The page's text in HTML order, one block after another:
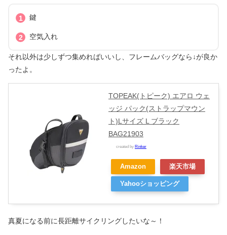
鍵
空気入れ
それ以外は少しずつ集めればいいし、フレームバッグなら↓が良か
ったよ。
TOPEAK(トピーク) エアロ ウェ
ッジ パック(ストラップマウン
ト)Lサイズ L ブラック
BAG21903
created by Rinker
Amazon 楽天市場
Yahooショッピング
真夏になる前に長距離サイクリングしたいな～！